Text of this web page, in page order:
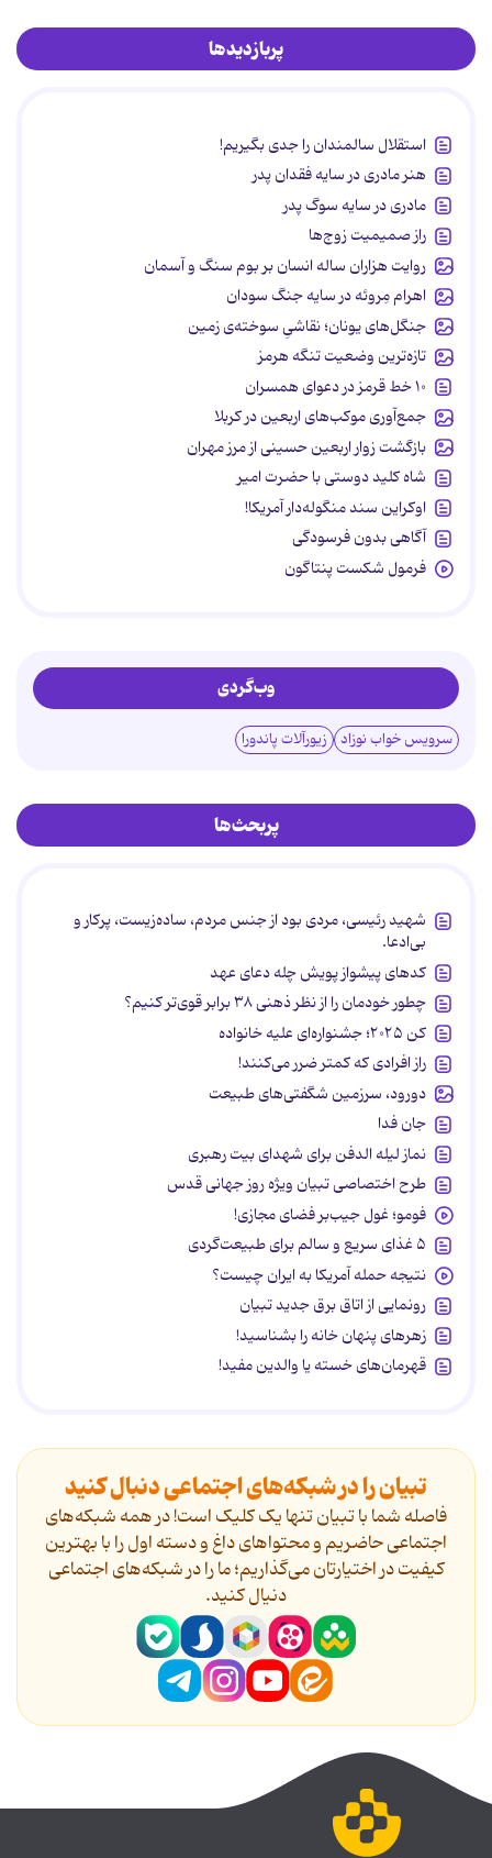
پربازدیدها
استقلال سالمندان را جدی بگیریم!
هنر مادری در سایه‌ فقدان پدر
مادری در سایه سوگ پدر
راز صمیمیت زوج‌ها
روایت هزاران ساله انسان بر بوم سنگ و آسمان
اهرام مِروئه در سایه جنگ سودان
جنگل‌های یونان؛ نقاشیِ سوخته‌ی زمین
تازه‌ترین وضعیت تنگه هرمز
۱۰ خط قرمز در دعوای همسران
جمع‌آوری موکب‌های اربعین در کربلا
بازگشت زوار اربعین حسینی از مرز مهران
شاه کلید دوستی با حضرت امیر
اوکراین سند منگوله‌دار آمریکا!
آگاهی بدون فرسودگی
فرمول شکست پنتاگون
وب‌گردی
سرویس خواب نوزاد زیورآلات پاندورا
پربحث‌ها
شهید رئیسی، مردی بود از جنس مردم، ساده‌زیست، پرکار و
بی‌ادعا.
کدهای پیشواز پویش چله دعای عهد
چطور خودمان را از نظر ذهنی ۳۸ برابر قوی‌تر کنیم؟
کن ۲۰۲۵؛ جشنواره‌ای علیه خانواده
راز افرادی که کمتر ضرر می‌کنند!
دورود، سرزمین شگفتی‌های طبیعت
جان فدا
نماز لیله الدفن برای شهدای بیت رهبری
طرح اختصاصی تبیان ویژه روز جهانی قدس
فومو؛ غول جیب‌بر فضای مجازی!
۵ غذای سریع و سالم برای طبیعت‌گردی
نتیجه حمله آمریکا به ایران چیست؟
رونمایی از اتاق برق جدید تبیان
زهرهای پنهان خانه را بشناسید!
قهرمان‌های خسته یا والدین مفید!
تبیان را در شبکه‌های اجتماعی دنبال کنید
فاصله شما با تبیان تنها یک کلیک است! در همه شبکه‌های
اجتماعی حاضریم و محتواهای داغ و دسته اول را با بهترین
کیفیت در اختیارتان می‌گذاریم؛ ما را در شبکه‌های اجتماعی
دنیال کنید.